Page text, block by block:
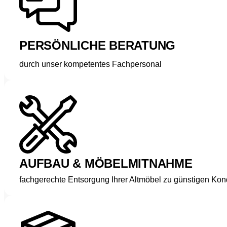
PERSÖNLICHE BERATUNG
durch unser kompetentes Fachpersonal
AUFBAU & MÖBELMITNAHME
fachgerechte Entsorgung Ihrer Altmöbel zu günstigen